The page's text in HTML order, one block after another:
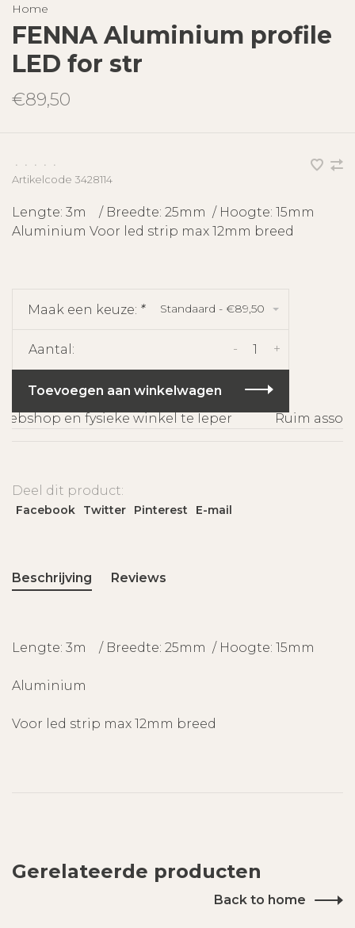
Home
FENNA Aluminium profile
LED for str
€89,50
• • • •
•
Artikelcode 3428114
Lengte: 3m / Breedte: 25mm / Hoogte: 15mm
Aluminium Voor led strip max 12mm breed
Maak een keuze: * Standaard - €89,50
Aantal: +
-
Toevoegen aan winkelwagen
en fysieke winkel te Ieper
Ruim
Deel dit product:
Facebook Twitter Pinterest E-mail
Beschrijving Reviews
Lengte: 3m / Breedte: 25mm / Hoogte: 15mm
Aluminium
Voor led strip max 12mm breed
Gerelateerde producten
Back to home